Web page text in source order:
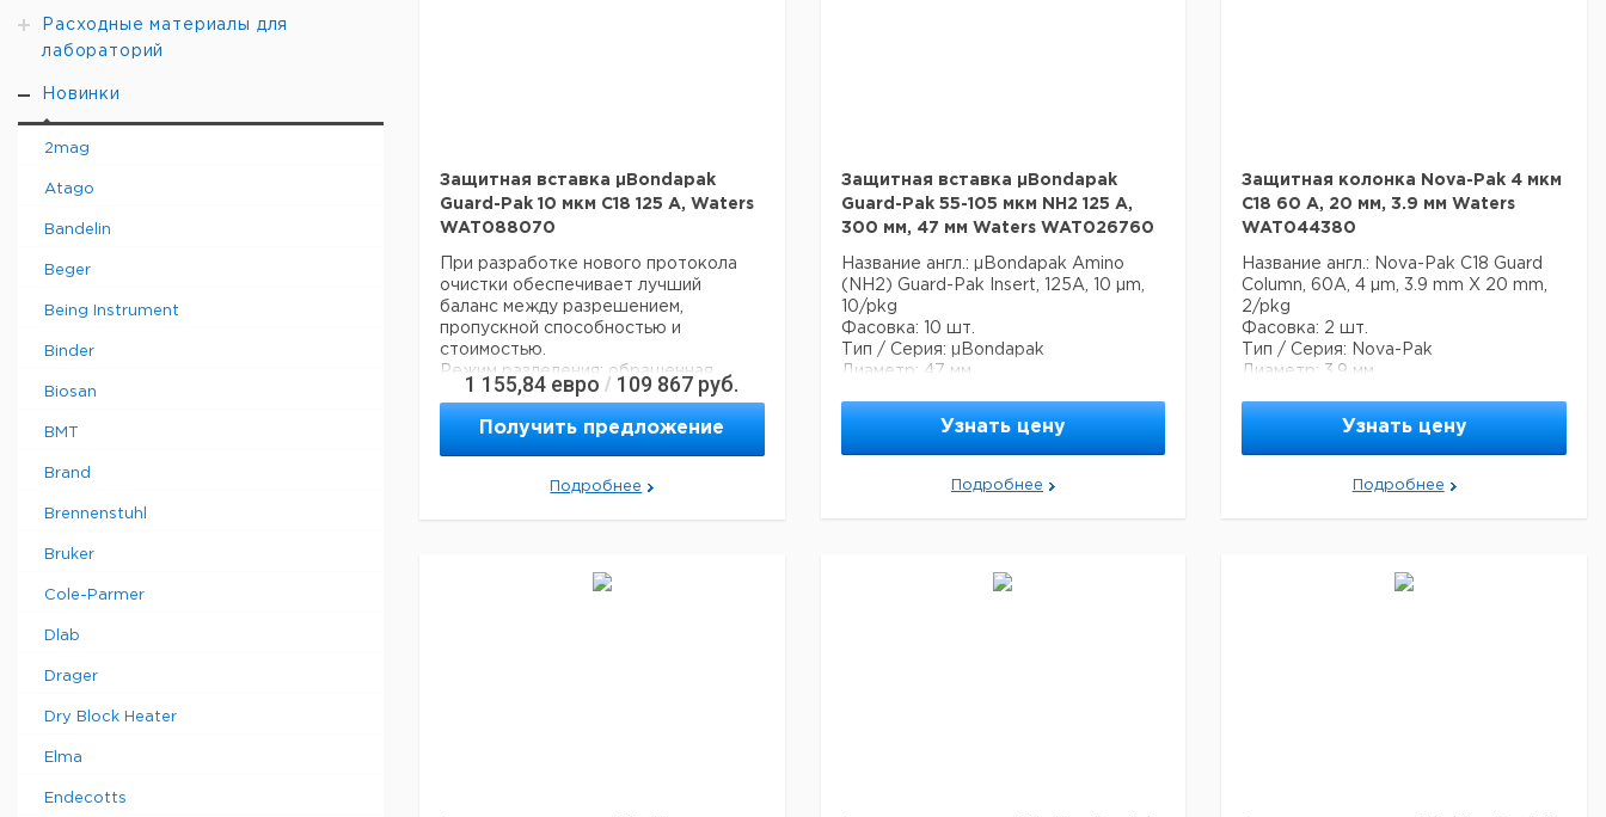
Расходные материалы для
лабораторий
Новинки
2mag
Atago
Bandelin
Beger
Being Instrument
Binder
Biosan
BMT
Brand
Brennenstuhl
Bruker
Cole-Parmer
Dlab
Drager
Dry Block Heater
Elma
Endecotts
Защитная вставка µBondapak
Guard-Pak 10 мкм С18 125 A, Waters
WAT088070
При разработке нового протокола
очистки обеспечивает лучший
баланс между разрешением,
пропускной способностью и
стоимостью.
Режим разделения: обращенная
фаза.
Спецификация:
Размер пор 125 А
Название англ.µBondapak C18 Guard-
Pak Insert, 125A, 10 µm, 10/pkg
Тип / Серия µBondapak
1 155,84евро / 109 867 руб.
Получить предложение
Подробнее
Защитная вставка µBondapak
Guard-Pak 55-105 мкм NH2 125 A,
300 мм, 47 мм Waters WAT026760
Название англ.: µBondapak Amino
(NH2) Guard-Pak Insert, 125A, 10 µm,
10/pkg
Фасовка: 10 шт.
Тип / Серия: µBondapak
Диаметр: 47 мм
упоминаемыми и востребованными
колонками в мире.
Режим разделения: обращенная
Размер пор 125 А
Фаза Амино (NH2)
Узнать цену
Подробнее
Защитная колонка Nova-Pak 4 мкм
C18 60 A, 20 мм, 3.9 мм Waters
WAT044380
Название англ.: Nova-Pak C18 Guard
Column, 60A, 4 µm, 3.9 mm X 20 mm,
2/pkg
Фасовка: 2 шт.
Тип / Серия: Nova-Pak
Диаметр: 3.9 мм
основана на технологии частиц 4 мкм.
По сравнению с колонкой 5 мкм
обеспечивает более высокое
разрешение, более эффективное
хроматографию.
USP классификация: L1
Узнать цену
Подробнее